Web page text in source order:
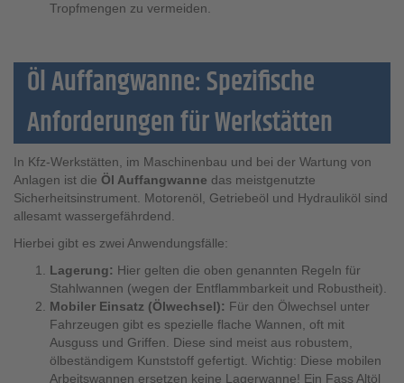
Tropfmengen zu vermeiden.
Öl Auffangwanne: Spezifische
Anforderungen für Werkstätten
In Kfz-Werkstätten, im Maschinenbau und bei der Wartung von
Anlagen ist die Öl Auffangwanne das meistgenutzte
Sicherheitsinstrument. Motorenöl, Getriebeöl und Hydrauliköl sind
allesamt wassergefährdend.
Hierbei gibt es zwei Anwendungsfälle:
Lagerung: Hier gelten die oben genannten Regeln für
Stahlwannen (wegen der Entflammbarkeit und Robustheit).
Mobiler Einsatz (Ölwechsel): Für den Ölwechsel unter
Fahrzeugen gibt es spezielle flache Wannen, oft mit
Ausguss und Griffen. Diese sind meist aus robustem,
ölbeständigem Kunststoff gefertigt. Wichtig: Diese mobilen
Arbeitswannen ersetzen keine Lagerwanne! Ein Fass Altöl